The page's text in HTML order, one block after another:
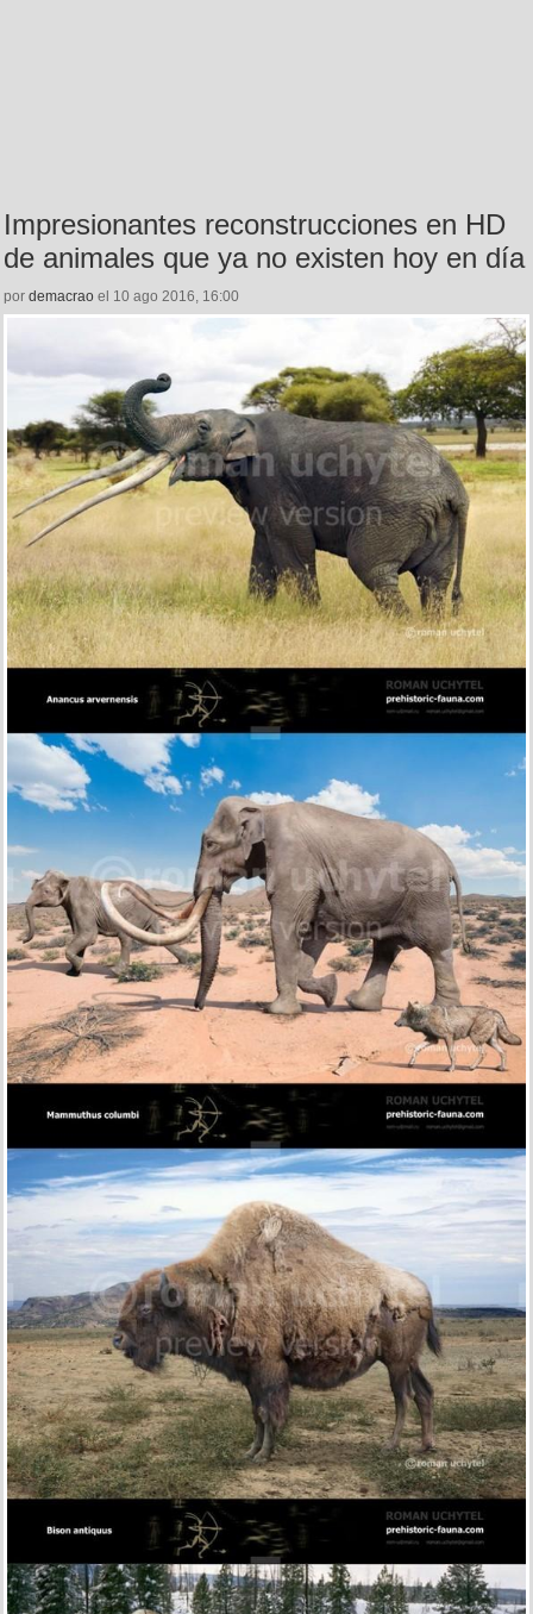
Impresionantes reconstrucciones en HD
de animales que ya no existen hoy en día
por demacrao el 10 ago 2016, 16:00